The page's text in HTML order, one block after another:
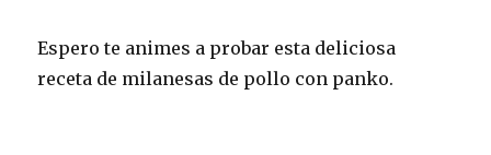
Espero te animes a probar esta deliciosa
receta de milanesas de pollo con panko.